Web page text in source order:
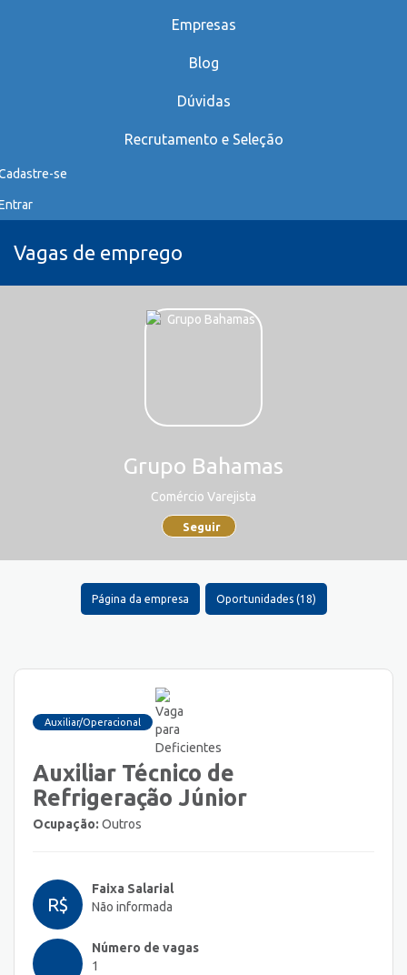
Empresas
Blog
Dúvidas
Recrutamento e Seleção
se
Vagas de emprego
Grupo Bahamas
Comércio Varejista
Seguir
Página da empresa Oportunidades (18)
Auxiliar/Operacional
Auxiliar Técnico de
Refrigeração Júnior
Ocupação: Outros
R$
Faixa Salarial
Não informada
Número de vagas
1